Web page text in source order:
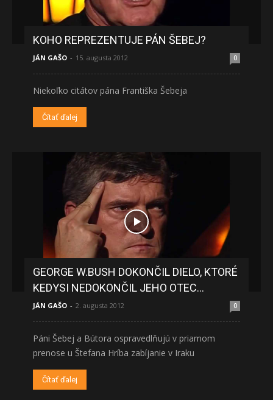
KOHO REPREZENTUJE PÁN ŠEBEJ?
JÁN GAŠO - 15. augusta 2012 0
Niekoľko citátov pána Františka Šebeja
Čítať ďalej
GEORGE W.BUSH DOKONČIL DIELO, KTORÉ
KEDYSI NEDOKONČIL JEHO OTEC…
JÁN GAŠO - 2. augusta 2012 0
Páni Šebej a Bútora ospravedlňujú v priamom
prenose u Štefana Hríba zabíjanie v Iraku
Čítať ďalej